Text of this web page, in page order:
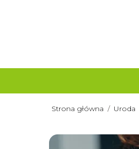
Strona główna / Uroda